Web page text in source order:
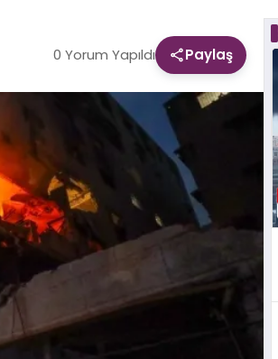
0 Yorum Yapıldı Paylaş